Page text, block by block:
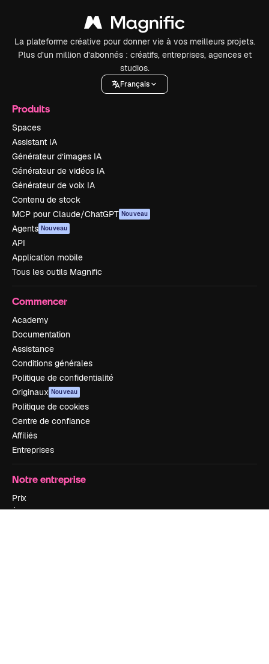
La plateforme créative pour donner vie à vos meilleurs projets.
Plus d’un million d’abonnés : créatifs, entreprises, agences et
studios.
Français
Produits
Spaces
Assistant IA
Générateur d’images IA
Générateur de vidéos IA
Générateur de voix IA
Contenu de stock
MCP pour Claude/ChatGPT Nouveau
Agents Nouveau
API
Application mobile
Tous les outils Magnific
Commencer
Academy
Documentation
Assistance
Conditions générales
Politique de confidentialité
Originaux Nouveau
Politique de cookies
Centre de confiance
Affiliés
Entreprises
Notre entreprise
Prix
À propos de nous